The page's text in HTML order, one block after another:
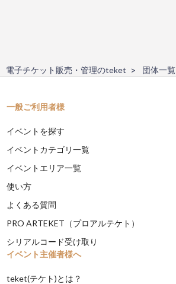
電子チケット販売・管理のteket 団体一覧
一般ご利用者様
イベントを探す
イベントカテゴリ一覧
イベントエリア一覧
使い方
よくある質問
PRO ARTEKET（プロアルテケト）
シリアルコード受け取り
イベント主催者様へ
teket(テケト)とは？